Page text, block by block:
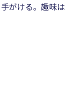
がける。趣味は